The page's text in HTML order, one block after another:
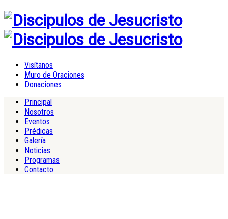
Visítanos
Muro de Oraciones
Donaciones
Principal
Nosotros
Eventos
Prédicas
Galería
Noticias
Programas
Contacto